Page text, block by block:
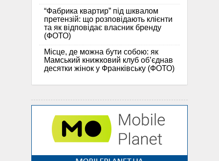
“Фабрика квартир” під шквалом
претензій: що розповідають клієнти
та як відповідає власник бренду
(ФОТО)
Місце, де можна бути собою: як
Мамський книжковий клуб об’єднав
десятки жінок у Франківську (ФОТО)